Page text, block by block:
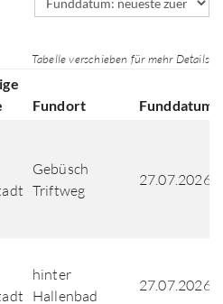
Tabelle verschieben für mehr Details
Fundort Funddatum
Gebüsch
Triftweg
27.07.2026
hinter
Hallenbad
27.07.2026